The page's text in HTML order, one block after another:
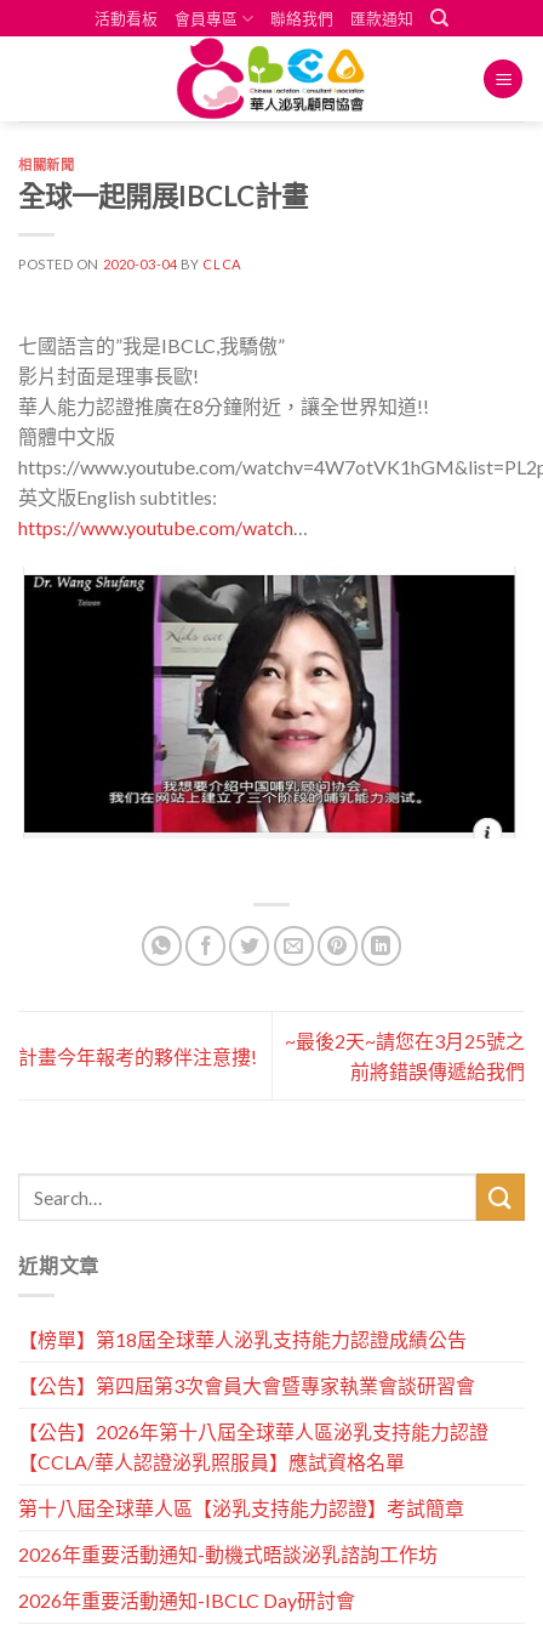
to
活動看板 會員專區 聯絡我們 匯款通知
相關新聞
全球一起開展IBCLC計畫
POSTED ON 2020-03-04 BY CLCA
七國語言的”我是IBCLC,我驕傲”
影片封面是理事長歐!
華人能力認證推廣在8分鐘附近，讓全世界知道!!
簡體中文版
https://www.youtube.com/
英文版English subtitles:
https://www.youtube.com/watch
計畫今年報考的夥伴注意摟!
~最後2天~請您在3月25號之
前將錯誤傳遞給我們
近期文章
【榜單】第18屆全球華人泌乳支持能力認證成績公告
【公告】第四屆第3次會員大會暨專家執業會談研習會
【公告】2026年第十八屆全球華人區泌乳支持能力認證
【CCLA/華人認證泌乳照服員】應試資格名單
第十八屆全球華人區【泌乳支持能力認證】考試簡章
2026年重要活動通知-動機式晤談泌乳諮詢工作坊
2026年重要活動通知-IBCLC Day研討會